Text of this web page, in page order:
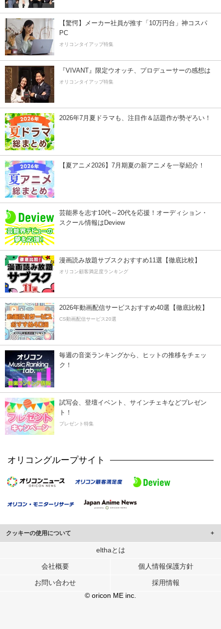
【驚愕】メーカー社員が推す「10万円台」神コスパ
PC
オリコンタイアップ特集
『VIVANT』限定ウオッチ、プロデューサーの感想は
オリコンタイアップ特集
2026年7月夏ドラマも、注目作＆話題作が勢ぞろい！
【夏アニメ2026】7月期夏の新アニメを一挙紹介！
芸能界を志す10代～20代を応援！オーディション・
スクール情報はDeview
漫画読み放題サブスクおすすめ11選【徹底比較】
オリコン顧客満足度ランキング
2026年動画配信サービスおすすめ40選【徹底比較】
CS動画配信サービス20選
毎週の音楽ランキングから、ヒットの推移をチェッ
ク！
試写会、登壇イベント、サインチェキなどプレゼン
ト！
プレゼント特集
オリコングループサイト
クッキーの使用について
このサイトでは Cookie を使用して、ユーザーに合わせたコンテンツや広告の
行っています。
メディアや広告配信、データ解析の各パートナーに提供しています。
ユーザーが各パートナーのサービスを使用したときに収集した他の情報を組み
elthaとは
会社概要 個人情報保護方針
お問い合わせ
採用情報
© oricon ME inc.